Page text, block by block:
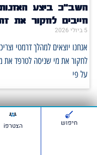
השב"כ ביצע האזנות
חייבים לחקור את
5 ביולי 2026
אנחנו יוצאים למהלך דרמטי
לחקור את מי שניסה לטרפד את
על פי
סרטונים:
חיפוש הצטרפi